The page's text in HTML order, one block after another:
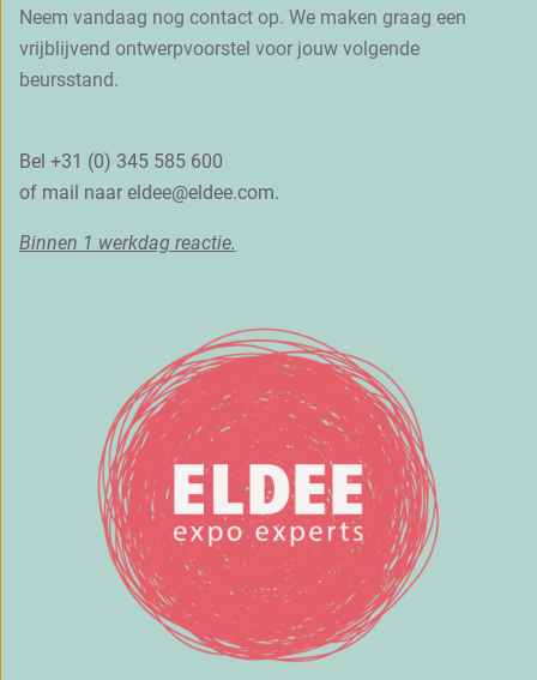
Neem vandaag nog contact op. We maken graag een
vrijblijvend ontwerpvoorstel voor jouw volgende
beursstand.
Bel +31 (0) 345 585 600
of mail naareldee@eldee.com.
Binnen 1 werkdag reactie.